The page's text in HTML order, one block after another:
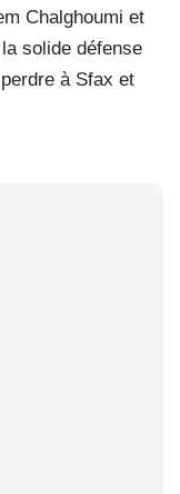
Chalghoumi et
solide défense
à Sfax et